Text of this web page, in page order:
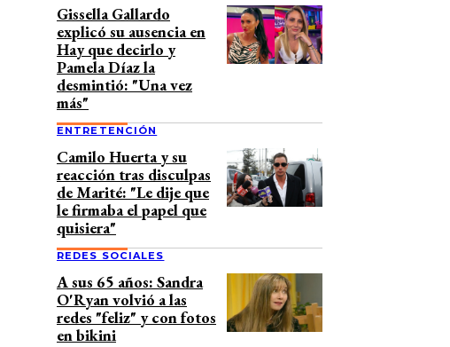
Gissella Gallardo
explicó su ausencia en
Hay que decirlo y
Pamela Díaz la
desmintió: "Una vez
más"
ENTRETENCIÓN
Camilo Huerta y su
reacción tras disculpas
de Marité: "Le dije que
le firmaba el papel que
quisiera"
REDES SOCIALES
A sus 65 años: Sandra
O'Ryan volvió a las
redes "feliz" y con fotos
en bikini